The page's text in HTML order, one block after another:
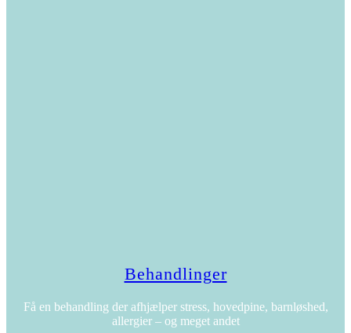
Behandlinger
Få en behandling der afhjælper stress, hovedpine, barnløshed,
allergier – og meget andet